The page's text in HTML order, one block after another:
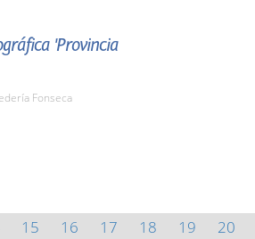
'Provincia
Fonseca
15 16 17 18 19 20